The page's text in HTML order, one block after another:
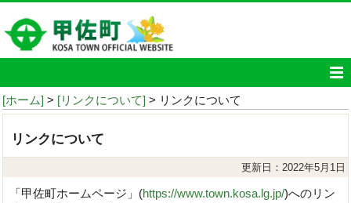
[ホーム] > [リンクについて] > リンクについて
リンクについて
更新日：2022年5月1日
「甲佐町ホームページ」(https://www.town.kosa.lg.jp/)へのリン